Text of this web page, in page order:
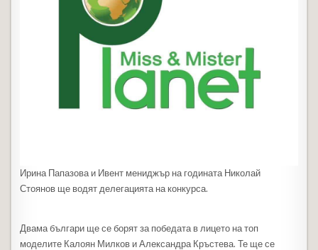
Ирина Папазова и Ивент мениджър на годината Николай
Стоянов ще водят делегацията на конкурса.
Двама българи ще се борят за победата в лицето на топ
моделите Калоян Милков и Александра Кръстева. Те ще се